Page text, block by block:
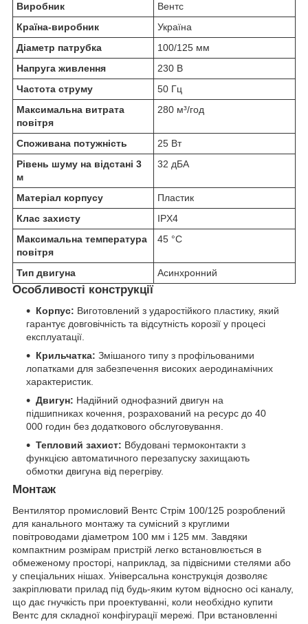
Виробник
Вентс
Країна-виробник
Україна
Діаметр патрубка
100/125 мм
Напруга живлення
230 В
Частота струму
50 Гц
Максимальна витрата
повітря
280 м³/год
Споживана потужність
25 Вт
Рівень шуму на відстані 3
м
32 дБА
Матеріал корпусу
Пластик
Клас захисту
IPX4
Максимальна температура
повітря
45 °C
Тип двигуна Асинхронний
Особливості конструкції
Корпус: Виготовлений з ударостійкого пластику, який
гарантує довговічність та відсутність корозії у процесі
експлуатації.
Крильчатка: Змішаного типу з профільованими
лопатками для забезпечення високих аеродинамічних
характеристик.
Двигун: Надійний однофазний двигун на
підшипниках кочення, розрахований на ресурс до 40
000 годин без додаткового обслуговування.
Тепловий захист: Вбудовані термоконтакти з
функцією автоматичного перезапуску захищають
обмотки двигуна від перегріву.
Монтаж
Вентилятор промисловий Вентс Стрім 100/125 розроблений
для канального монтажу та сумісний з круглими
повітроводами діаметром 100 мм і 125 мм. Завдяки
компактним розмірам пристрій легко встановлюється в
обмеженому просторі, наприклад, за підвісними стелями або
у спеціальних нішах. Універсальна конструкція дозволяє
закріплювати прилад під будь-яким кутом відносно осі каналу,
що дає гнучкість при проектуванні, коли необхідно купити
Вентс для складної конфігурації мережі. При встановленні